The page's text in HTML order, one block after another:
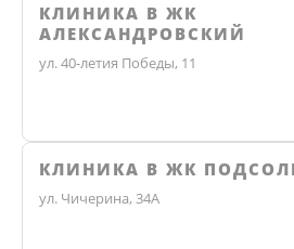
КЛИНИКА В ЖК
АЛЕКСАНДРОВСКИЙ
ул. 40-летия Победы, 11
КЛИНИКА В ЖК
ул. Чичерина, 34А